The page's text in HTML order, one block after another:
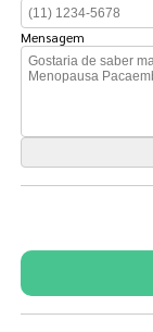
Mensagem